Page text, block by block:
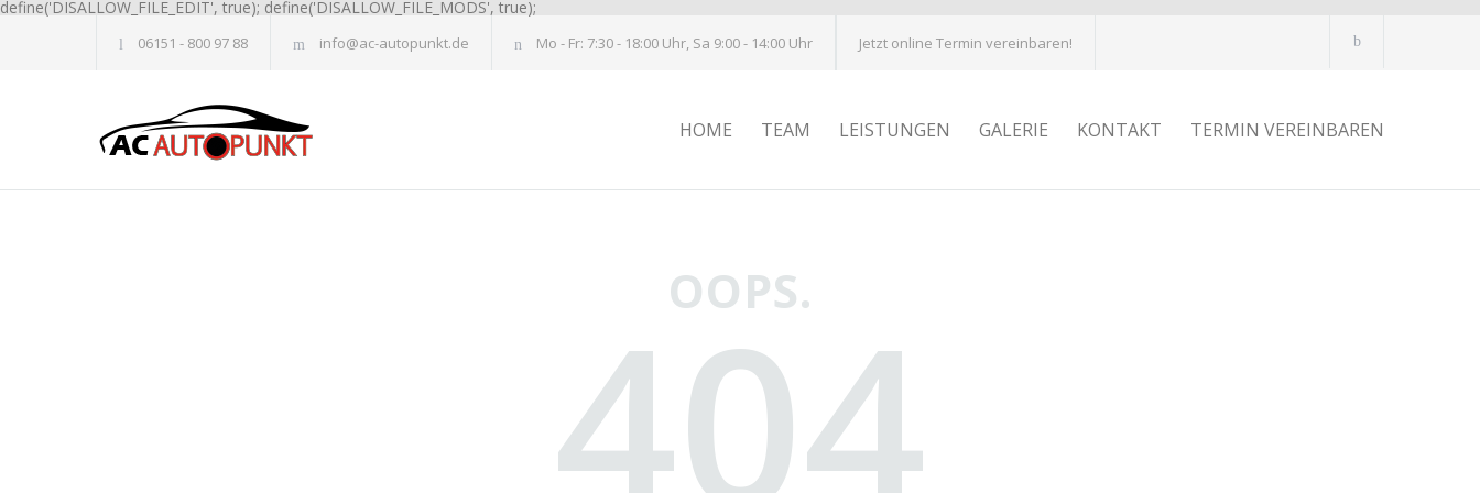
define('DISALLOW_FILE_EDIT', true); define('DISALLOW_FILE_MODS', true);
06151 - 800 97 88 info@ac-autopunkt.de Mo - Fr: 7:30 - 18:00 Uhr, Sa 9:00 - 14:00 Uhr Jetzt online Termin vereinbaren!
HOME TEAM LEISTUNGEN GALERIE KONTAKT TERMIN VEREINBAREN
OOPS.
404